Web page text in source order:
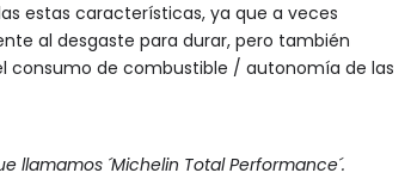
estas características, ya que a veces
al desgaste para durar, pero también
consumo de combustible / autonomía de las
llamamos ´Michelin Total Performance´.